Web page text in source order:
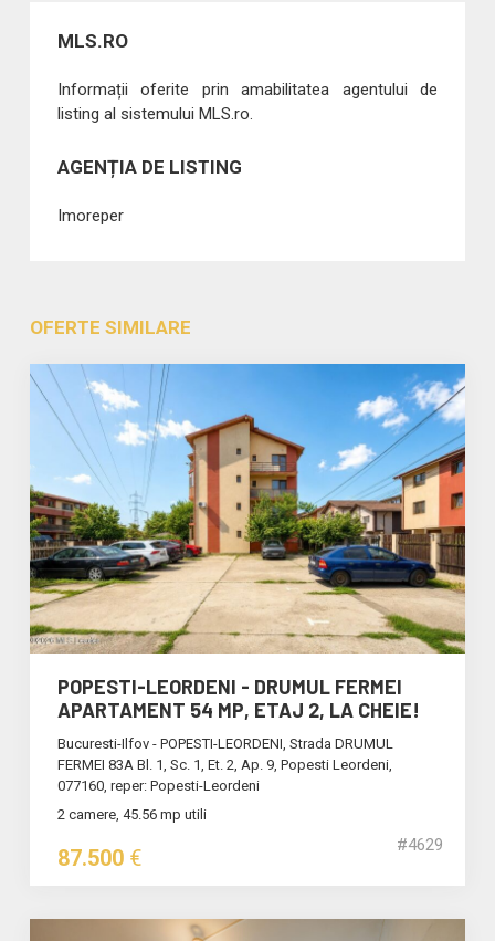
MLS.RO
Informații oferite prin amabilitatea agentului de
listing al sistemului MLS.ro.
AGENȚIA DE LISTING
Imoreper
OFERTE SIMILARE
POPESTI-LEORDENI - DRUMUL FERMEI
APARTAMENT 54 MP, ETAJ 2, LA CHEIE!
Bucuresti-Ilfov - POPESTI-LEORDENI, Strada DRUMUL
FERMEI 83A Bl. 1, Sc. 1, Et. 2, Ap. 9, Popesti Leordeni,
077160, reper: Popesti-Leordeni
2 camere, 45.56 mp utili
87.500 € #4629